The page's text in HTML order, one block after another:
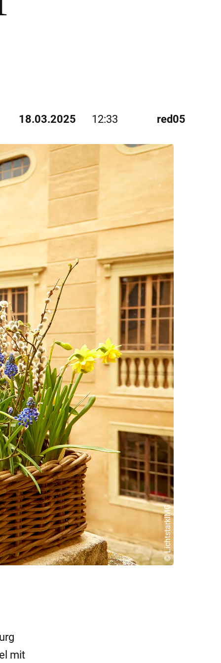
18.03.2025 12:33 red05
© LichtstarkIMG
mit